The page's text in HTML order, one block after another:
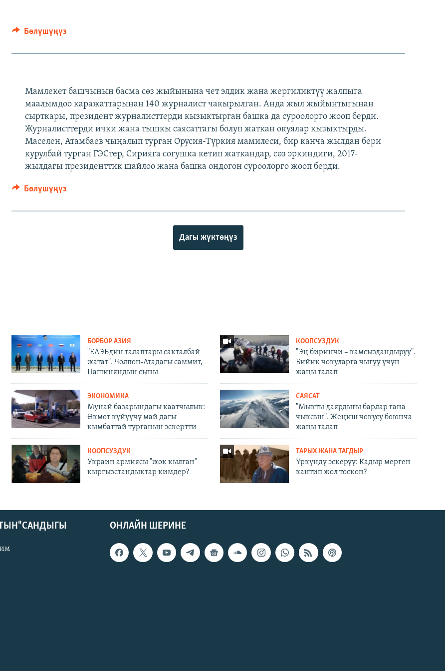
Бөлүшүңүз
Мамлекет башчынын басма сөз жыйынына чет элдик жана жергиликтүү жалпыга
маалымдоо каражаттарынан 140 журналист чакырылган. Анда жыл жыйынтыгынан
сырткары, президент журналисттерди кызыктырган башка да суроолорго жооп берди.
Журналисттерди ички жана тышкы саясаттагы болуп жаткан окуялар кызыктырды.
Маселен, Атамбаев чыңалып турган Орусия-Түркия мамилеси, бир канча жылдан бери
курулбай турган ГЭСтер, Сирияга согушка кетип жаткандар, сөз эркиндиги, 2017-
жылдагы президенттик шайлоо жана башка ондогон суроолорго жооп берди.
Бөлүшүңүз
Дагы жүктөңүз
БОРБОР АЗИЯ
"ЕАЭБдин талаптары сакталбай
жатат". Чолпон-Атадагы саммит,
Пашиняндын сыны
КООПСУЗДУК
"Эң биринчи – камсыздандыруу".
Бийик чокуларга чыгуу үчүн
жаңы талап
ЭКОНОМИКА
Мунай базарындагы каатчылык:
Өкмөт күйүүчү май дагы
кымбаттай турганын эскертти
САЯСАТ
"Мыкты даярдыгы барлар гана
чыксын". Жеңиш чокусу боюнча
жаңы талап
КООПСУЗДУК
Украин армиясы "жок кылган"
кыргызстандыктар кимдер?
ТАРЫХ ЖАНА ТАГДЫР
Үркүндү эскерүү: Кадыр мерген
кантип жол тоскон?
ОНЛАЙН ШЕРИНЕ
САНДЫГЫ